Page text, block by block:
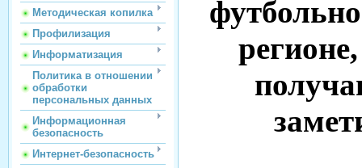
Методическая копилка
Профилизация
Информатизация
Политика в отношении
обработки
персональных данных
Информационная
безопасность
Интернет-безопасность